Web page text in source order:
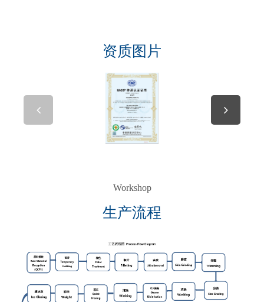
资质图片
Workshop
生产流程